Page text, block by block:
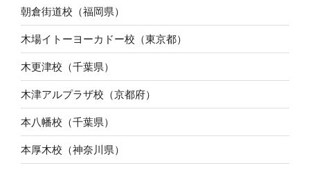
朝倉街道校（福岡県）
木場イトーヨーカドー校（東京都）
木更津校（千葉県）
木津アルプラザ校（京都府）
本八幡校（千葉県）
本厚木校（神奈川県）